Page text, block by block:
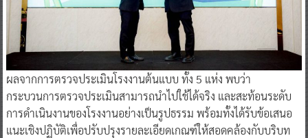
ผลจากการตรวจประเมินโรงงานต้นแบบ ทั้ง 5 แห่ง พบว่า
กระบวนการตรวจประเมินสามารถนำไปใช้ได้จริง และสะท้อนระดับ
การดำเนินงานของโรงงานอย่างเป็นรูปธรรม พร้อมทั้งได้รับข้อเสนอ
แนะเชิงปฏิบัติเพื่อปรับปรุงรายละเอียดเกณฑ์ให้สอดคล้องกับบริบท